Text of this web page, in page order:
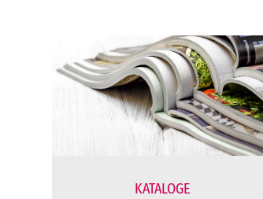
KATALOGE